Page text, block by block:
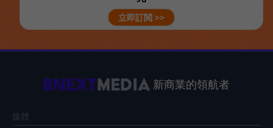
立即訂閱 >>
新商業的領航者
媒體